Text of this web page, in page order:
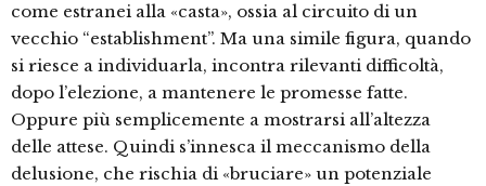
come estranei alla «casta», ossia al circuito di un
vecchio “establishment”. Ma una simile figura, quando
si riesce a individuarla, incontra rilevanti difficoltà,
dopo l’elezione, a mantenere le promesse fatte.
Oppure più semplicemente a mostrarsi all’altezza
delle attese. Quindi s’innesca il meccanismo della
delusione, che rischia di «bruciare» un potenziale